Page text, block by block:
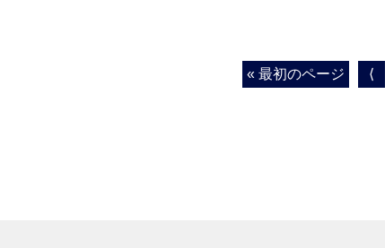
« 最初のページ ⟨